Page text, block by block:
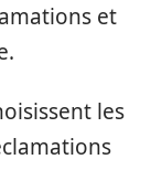
et
les